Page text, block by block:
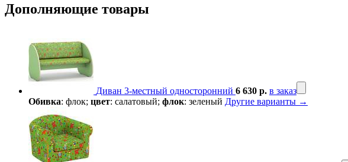
Дополняющие товары
Диван 3-местный односторонний 6 630 р. в заказ
Обивка: флок; цвет: салатовый; флок: зеленый Другие варианты →